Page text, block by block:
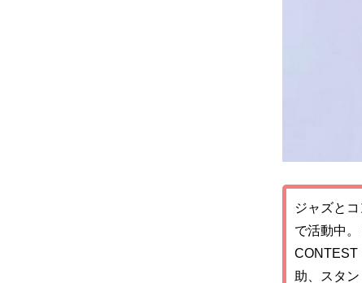
ジャズと
で活動中
CONTEST
助、スタ